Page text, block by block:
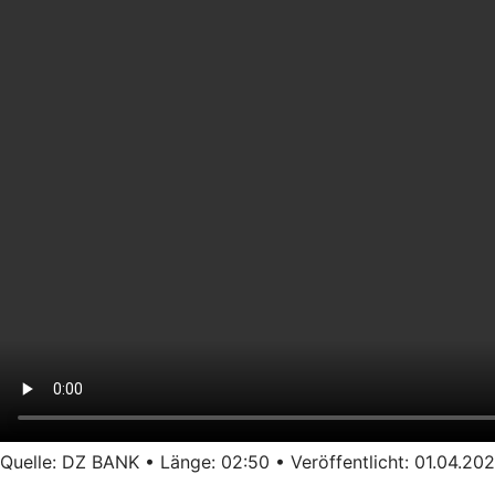
Quelle: DZ BANK • Länge: 02:50 • Veröffentlicht: